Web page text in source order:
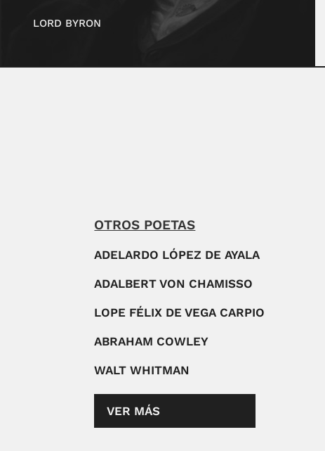
LORD BYRON
OTROS POETAS
ADELARDO LÓPEZ DE AYALA
ADALBERT VON CHAMISSO
LOPE FÉLIX DE VEGA CARPIO
ABRAHAM COWLEY
WALT WHITMAN
VER MÁS